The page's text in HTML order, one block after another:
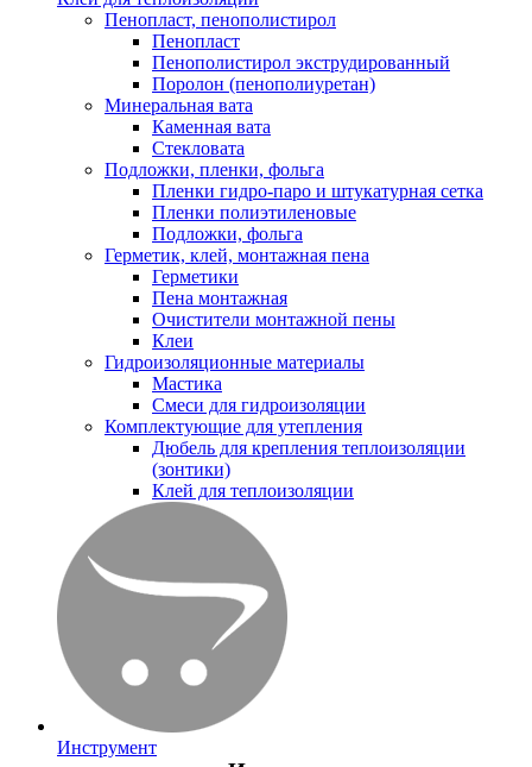
Пенопласт, пенополистирол
Пенопласт
Пенополистирол экструдированный
Поролон (пенополиуретан)
Минеральная вата
Каменная вата
Стекловата
Подложки, пленки, фольга
Пленки гидро-паро и штукатурная сетка
Пленки полиэтиленовые
Подложки, фольга
Герметик, клей, монтажная пена
Герметики
Пена монтажная
Очистители монтажной пены
Клеи
Гидроизоляционные материалы
Мастика
Смеси для гидроизоляции
Комплектующие для утепления
Дюбель для крепления теплоизоляции
(зонтики)
Клей для теплоизоляции
Инструмент